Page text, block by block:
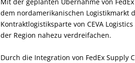
Mit der geplanten Übernahme von
dem nordamerikanischen Logistikmarkt
Kontraktlogistiksparte von CEVA
der Region nahezu verdreifachen.
Durch die Integration von FedEx Supply